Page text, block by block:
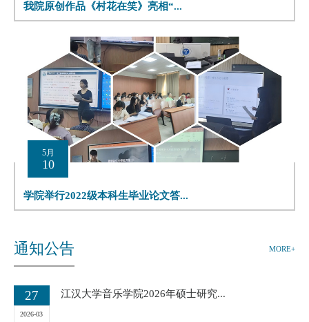
我院原创作品《村花在笑》亮相“...
5月
10
学院举行2022级本科生毕业论文答...
通知公告 MORE+
27
2026-03
江汉大学音乐学院2026年硕士研究...